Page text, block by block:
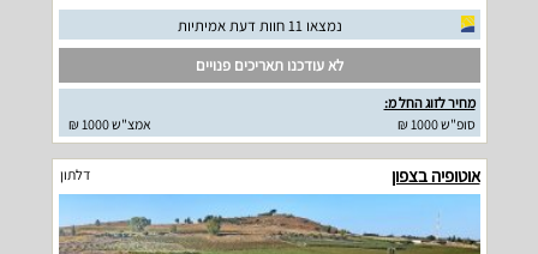
נמצאו 11 חוות דעת אמיתיות
לא עודכנו תאריכים פנויים
מחיר לזוג החל מ:
סופ"ש 1000 ₪
אמצ"ש 1000 ₪
אוטופיה בצפון דלתון